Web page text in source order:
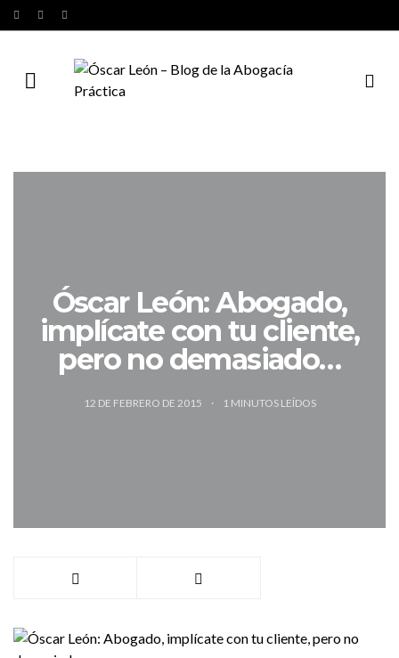
Óscar León: Abogado,
implícate con tu cliente,
pero no demasiado…
12 DE FEBRERO DE 2015 1 MINUTOS LEÍDOS